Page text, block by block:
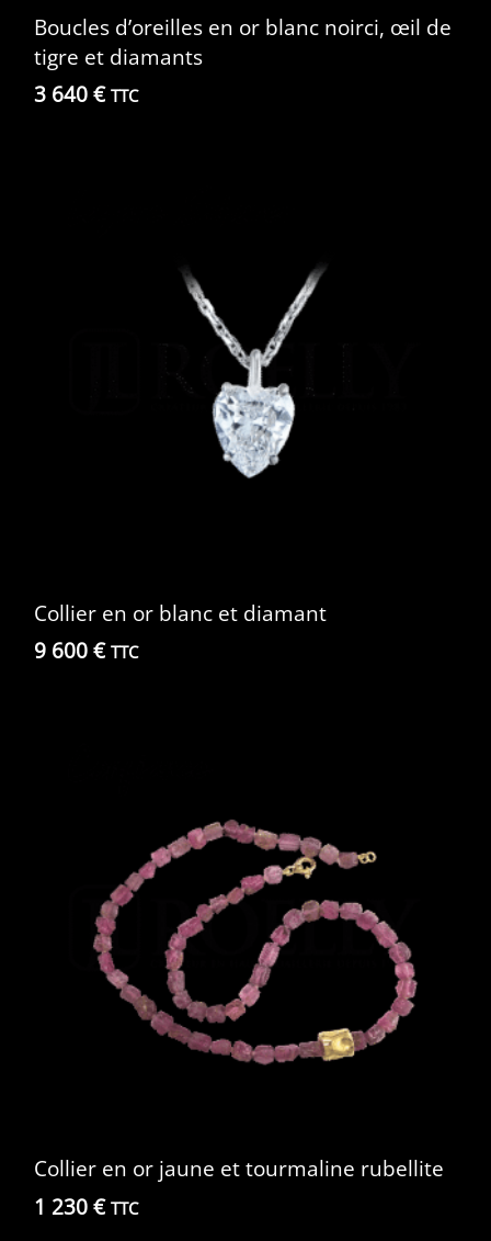
Boucles d’oreilles en or blanc noirci, œil de
tigre et diamants
3 640 € TTC
Collier en or blanc et diamant
9 600 € TTC
Collier en or jaune et tourmaline rubellite
1 230 € TTC